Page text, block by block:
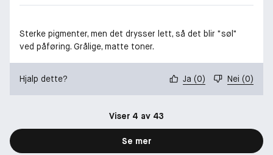
Sterke pigmenter, men det drysser lett, så det blir "søl"
ved påføring. Grålige, matte toner.
Hjalp dette? Ja (0) Nei (0)
Viser 4 av 43
Se mer